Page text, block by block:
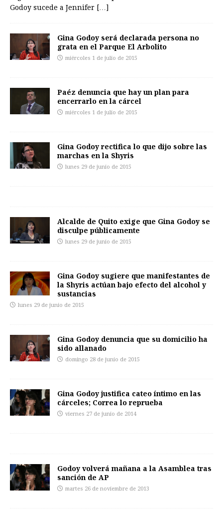
Godoy sucede a Jennifer […]
Gina Godoy será declarada persona no
grata en el Parque El Arbolito
miércoles 1 de julio de 2015
Paéz denuncia que hay un plan para
encerrarlo en la cárcel
miércoles 1 de julio de 2015
Gina Godoy rectifica lo que dijo sobre las
marchas en la Shyris
lunes 29 de junio de 2015
Alcalde de Quito exige que Gina Godoy se
disculpe públicamente
lunes 29 de junio de 2015
Gina Godoy sugiere que manifestantes de
la Shyris actúan bajo efecto del alcohol y
sustancias
lunes 29 de junio de 2015
Gina Godoy denuncia que su domicilio ha
sido allanado
domingo 28 de junio de 2015
Gina Godoy justifica cateo íntimo en las
cárceles; Correa lo reprueba
viernes 27 de junio de 2014
Godoy volverá mañana a la Asamblea tras
sanción de AP
martes 26 de noviembre de 2013